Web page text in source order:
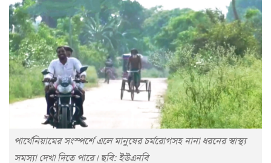
পার্থেনিয়ামের সংস্পর্শে এলে মানুষের চর্মরোগসহ নানা ধরনের স্বাস্থ্য
সমস্যা দেখা দিতে পারে। ছবি: ইউএনবি